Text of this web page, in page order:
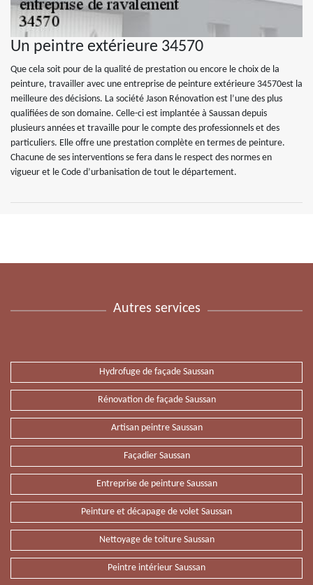
Un peintre extérieure 34570
Que cela soit pour de la qualité de prestation ou encore le choix de la
peinture, travailler avec une entreprise de peinture extérieure 34570est la
meilleure des décisions. La société Jason Rénovation est l’une des plus
qualifiées de son domaine. Celle-ci est implantée à Saussan depuis
plusieurs années et travaille pour le compte des professionnels et des
particuliers. Elle offre une prestation complète en termes de peinture.
Chacune de ses interventions se fera dans le respect des normes en
vigueur et le Code d’urbanisation de tout le département.
Autres services
Hydrofuge de façade Saussan
Rénovation de façade Saussan
Artisan peintre Saussan
Façadier Saussan
Entreprise de peinture Saussan
Peinture et décapage de volet Saussan
Nettoyage de toiture Saussan
Peintre intérieur Saussan